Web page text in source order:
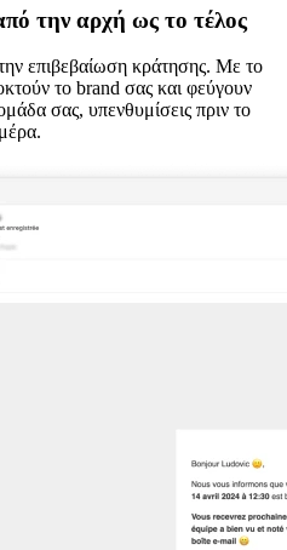
την αρχή ως το τέλος
επιβεβαίωση κράτησης. Με το
το brand σας και φεύγουν
σας, υπενθυμίσεις πριν το